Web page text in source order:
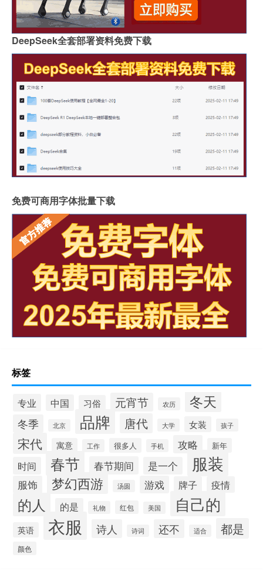
DeepSeek全套部署资料免费下载
免费可商用字体批量下载
标签
专业 中国 习俗 元宵节 农历 冬天
冬季 北京 品牌 唐代 大学 女装 孩子
宋代 寓意 工作 很多人 手机 攻略 新年
时间 春节 春节期间 是一个 服装
服饰 梦幻西游 汤圆 游戏 牌子 疫情
的人 的是 礼物 红包 美国 自己的
英语 衣服 诗人 诗词 还不 适合 都是
颜色